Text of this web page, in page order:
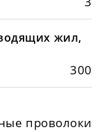
жил,
300
проволоки